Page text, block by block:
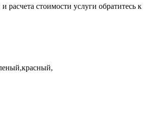
стоимости услуги обратитесь к